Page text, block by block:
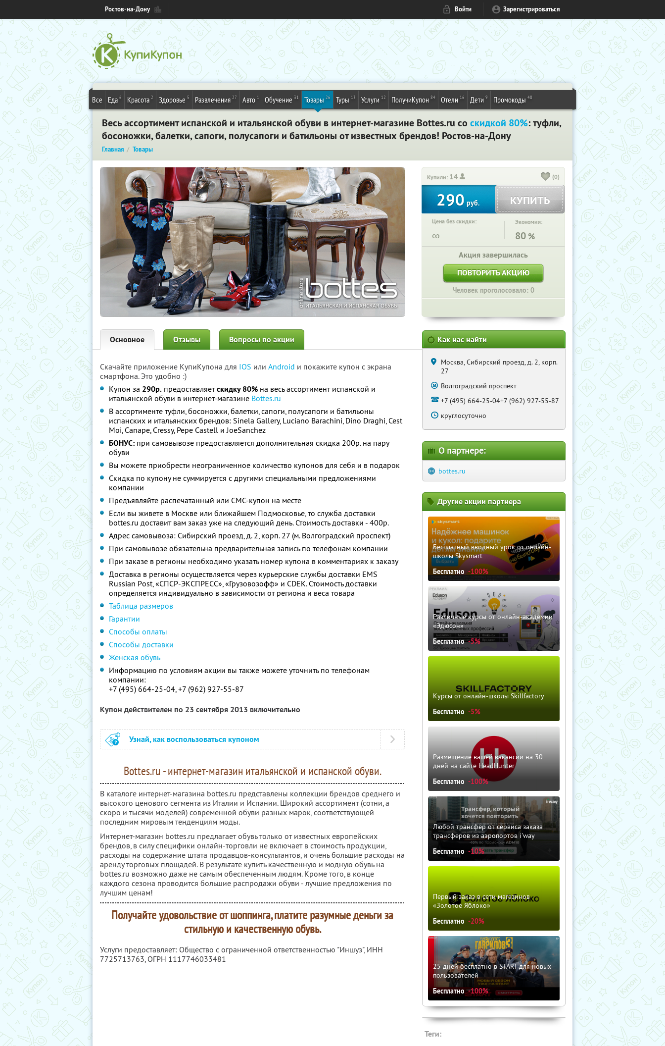
Ростов-на-Дону Войти Зарегистрироваться
Все Еда 6 Красота 2 Здоровье 5 Развлечения 27 Авто 1 Обучение 31 Товары 26 Туры 13 Услуги 12 ПолучиКупон 84 Отели 16 Дети 9 Промокоды 48
Весь ассортимент испанской и итальянской обуви в интернет-магазине Bottes.ru со скидкой 80%: туфли,
босоножки, балетки, сапоги, полусапоги и батильоны от известных брендов! Ростов-на-Дону
Главная Товары
Купили: 14 (0)
290 руб. КУПИТЬ
Цена без скидки:
∞
Экономия:
80 %
Акция завершилась
ПОВТОРИТЬ АКЦИЮ
Человек проголосовало: 0
Основное Отзывы Вопросы по акции
Скачайте приложение КупиКупона для IOS или Android и покажите купон с экрана
смартфона. Это удобно :)
Купон за 290р. предоставляетскидку 80% на весь ассортимент испанской и
итальянской обуви в интернет-магазине Bottes.ru
В ассортименте туфли, босоножки, балетки, сапоги, полусапоги и батильоны
испанских и итальянских брендов: Sinela Gallery, Luciano Barachini, Dino Draghi, Cest
Moi, Canape, Cressy, Pepe Castell и JoeSanchez
БОНУС: при самовывозе предоставляется дополнительная скидка 200р. на пару
обуви
Вы можете приобрести неограниченное количество купонов для себя и в подарок
Скидка по купону не суммируется с другими специальными предложениями
компании
Предъявляйте распечатанный или СМС-купон на месте
Если вы живете в Москве или ближайшем Подмосковье, то служба доставки
bottes.ru доставит вам заказ уже на следующий день. Стоимость доставки - 400р.
Адрес самовывоза: Сибирский проезд, д. 2, корп. 27 (м. Волгоградский проспект)
При самовывозе обязательна предварительная запись по телефонам компании
При заказе в регионы необходимо указать номер купона в комментариях к заказу
Доставка в регионы осуществляется через курьерские службы доставки EMS
Russian Рost, «СПСР-ЭКСПРЕСС», «Грузовозофф» и CDEK. Стоимость доставки
определяется индивидуально в зависимости от региона и веса товара
Таблица размеров
Гарантии
Способы оплаты
Способы доставки
Женская обувь
Информацию по условиям акции вы также можете уточнить по телефонам
компании:
+7 (495) 664-25-04, +7 (962) 927-55-87
Купон действителен по 23 сентября 2013 включительно
Узнай, как воспользоваться купоном
Bottes.ru - интернет-магазин итальянской и испанской обуви.
В каталоге интернет-магазина bottes.ru представлены коллекции брендов среднего и
высокого ценового сегмента из Италии и Испании. Широкий ассортимент (сотни, а
скоро и тысячи моделей) современной обуви разных марок, соответствующей
последним мировым тенденциям моды.
Интернет-магазин bottes.ru предлагает обувь только от известных европейских
брендов, в силу специфики онлайн-торговли не включает в стоимость продукции,
расходы на содержание штата продавцов-консультантов, и очень большие расходы на
аренду торговых площадей. В результате купить качественную и модную обувь на
bottes.ru возможно даже не самым обеспеченным людям. Кроме того, в конце
каждого сезона проводится большие распродажи обуви - лучшие предложения по
лучшим ценам!
Получайте удовольствие от шоппинга, платите разумные деньги за
стильную и качественную обувь.
Услуги предоставляет: Общество с ограниченной ответственностью "Иншуз", ИНН
7725713763, ОГРН 1117746033481
Как нас найти
Москва, Сибирский проезд, д. 2, корп.
27
Волгоградский проспект
+7 (495) 664-25-04+7 (962) 927-55-87
круглосуточно
О партнере:
bottes.ru
Другие акции партнера
Бесплатный вводный урок от онлайн-
школы Skysmart
Бесплатно -100%
Различные курсы от онлайн-академии
«Эдюсон»
Бесплатно -5%
Курсы от онлайн-школы Skillfactory
Бесплатно -5%
Размещение вашей вакансии на 30
дней на сайте HeadHunter
Бесплатно -100%
Любой трансфер от сервиса заказа
трансферов из аэропортов i'way
Бесплатно -10%
Первый заказ в сети магазинов
«Золотое Яблоко»
Бесплатно -20%
25 дней бесплатно в START для новых
пользователей
Бесплатно -100%
Теги: